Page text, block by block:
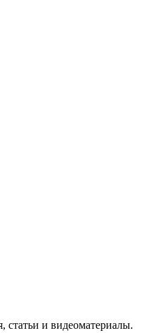
и видеоматериалы.